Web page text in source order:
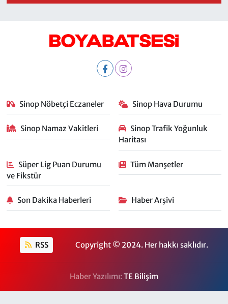
Sinop Nöbetçi Eczaneler Sinop Hava Durumu
Sinop Namaz Vakitleri
Sinop Trafik Yoğunluk
Haritası
Süper Lig Puan Durumu
ve Fikstür
Tüm Manşetler
Son Dakika Haberleri Haber Arşivi
RSS Copyright © 2024. Her hakkı saklıdır.
Haber Yazılımı:TE Bilişim